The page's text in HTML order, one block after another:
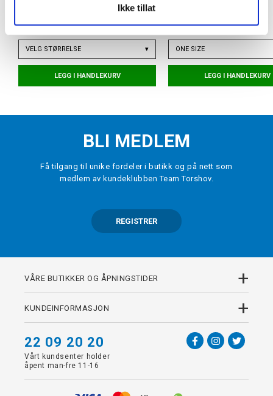
Ikke tillat
Mercurial Lite Leggskinn Attack
kr 379
VELG STØRRELSE ▾
LEGG I HANDLEKURV
kr 30
ONE SIZE
LEGG I HANDLEKURV
BLI MEDLEM
Få tilgang til unike fordeler i butikk og på nett som
medlem av kundeklubben Team Torshov.
REGISTRER
VÅRE BUTIKKER OG ÅPNINGSTIDER +
KUNDEINFORMASJON +
22 09 20 20
Vårt kundsenter holder
åpent man-fre 11-16